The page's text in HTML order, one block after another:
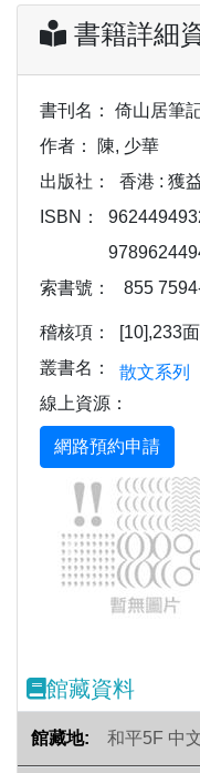
書籍詳細
書刊名：
倚山居筆
作者：
陳, 少華
出版社：
香港 : 獲
ISBN：
索書號：
855
稽核項：
[10],233
叢書名：
散文系列
線上資源：
Previous
館藏資料
和平5F 中